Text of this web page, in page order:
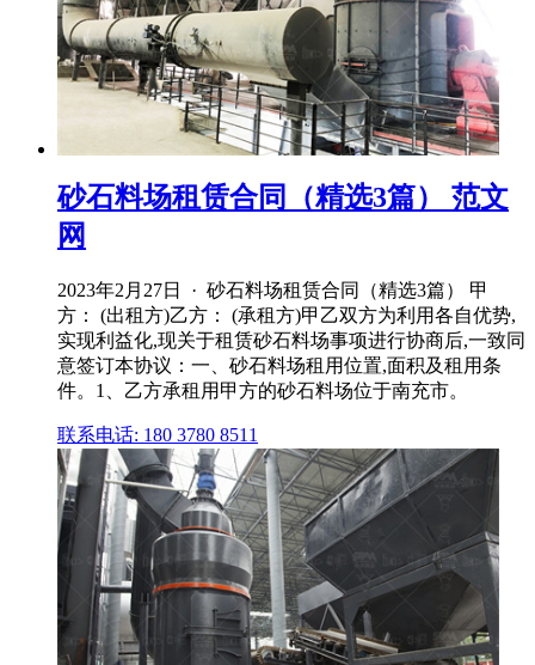
砂石料场租赁合同（精选3篇） 范文
网
2023年2月27日 · 砂石料场租赁合同（精选3篇） 甲
方： (出租方)乙方： (承租方)甲乙双方为利用各自优势,
实现利益化,现关于租赁砂石料场事项进行协商后,一致同
意签订本协议：一、砂石料场租用位置,面积及租用条
件。1、乙方承租用甲方的砂石料场位于南充市。
联系电话: 180 3780 8511